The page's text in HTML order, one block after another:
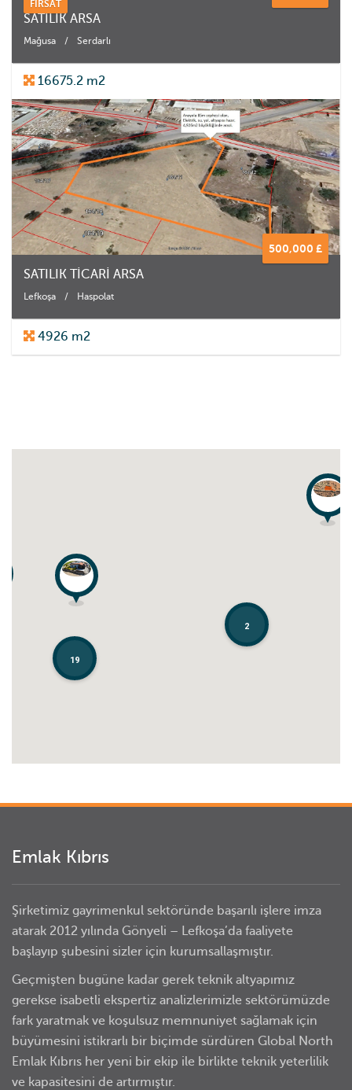
FIRSAT
SATILIK ARSA
Mağusa / Serdarlı
16675.2 m2
500,000 £
SATILIK TİCARİ ARSA
Lefkoşa / Haspolat
4926 m2
19
2
Emlak Kıbrıs
Şirketimiz gayrimenkul sektöründe başarılı işlere imza
atarak 2012 yılında Gönyeli – Lefkoşa’da faaliyete
başlayıp şubesini sizler için kurumsallaşmıştır.
Geçmişten bugüne kadar gerek teknik altyapımız
gerekse isabetli ekspertiz analizlerimizle sektörümüzde
fark yaratmak ve koşulsuz memnuniyet sağlamak için
büyümesini istikrarlı bir biçimde sürdüren Global North
Emlak Kıbrıs her yeni bir ekip ile birlikte teknik yeterlilik
ve kapasitesini de artırmıştır.